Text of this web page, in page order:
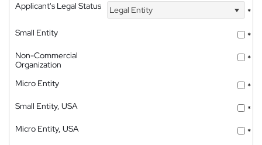
Applicant's Legal Status
Legal Entity
*
Small Entity
*
Non-Commercial
Organization
*
Micro Entity
*
Small Entity, USA
*
Micro Entity, USA
*